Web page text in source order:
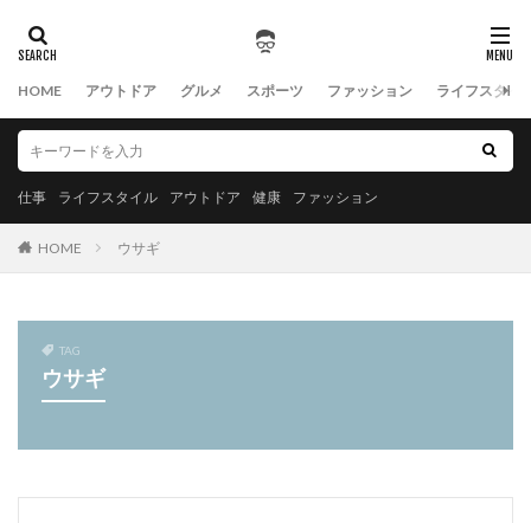
HOME アウトドア グルメ スポーツ ファッション ライフスタイ
仕事 ライフスタイル アウトドア 健康 ファッション
HOME ウサギ
TAG
ウサギ